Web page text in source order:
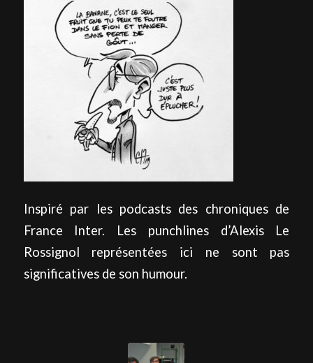
Inspiré par les podcasts des chroniques de
France Inter. Les punchlines d’Alexis Le
Rossignol représentées ici ne sont pas
significatives de son humour.